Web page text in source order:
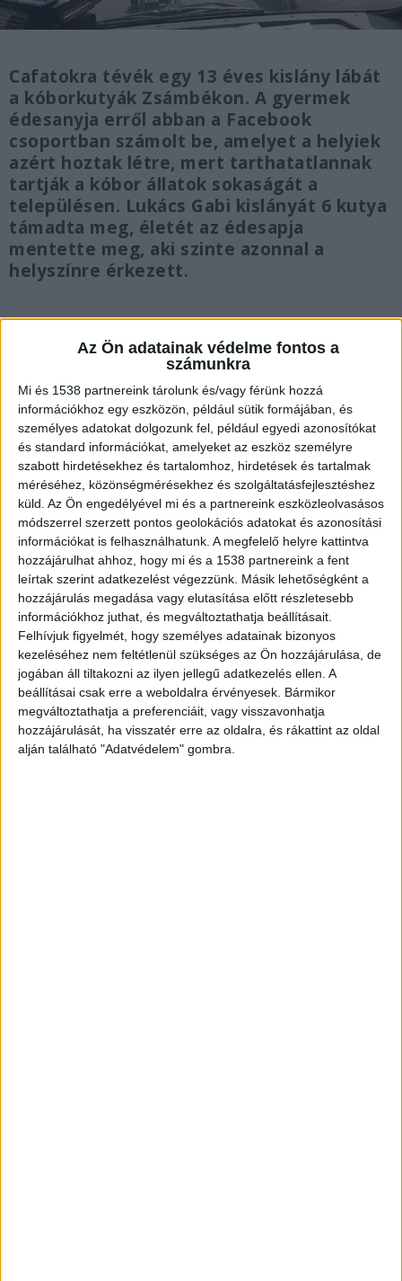
Az Ön adatainak védelme fontos a
számunkra
Mi és 1538 partnereink tárolunk és/vagy férünk hozzá
információkhoz egy eszközön, például sütik formájában, és
személyes adatokat dolgozunk fel, például egyedi azonosítókat
és standard információkat, amelyeket az eszköz személyre
szabott hirdetésekhez és tartalomhoz, hirdetések és tartalmak
méréséhez, közönségmérésekhez és szolgáltatásfejlesztéshez
küld. Az Ön engedélyével mi és a partnereink eszközleolvasásos
módszerrel szerzett pontos geolokációs adatokat és azonosítási
információkat is felhasználhatunk. A megfelelő helyre kattintva
hozzájárulhat ahhoz, hogy mi és a 1538 partnereink a fent
leírtak szerint adatkezelést végezzünk. Másik lehetőségként a
hozzájárulás megadása vagy elutasítása előtt részletesebb
információkhoz juthat, és megváltoztathatja beállításait.
Felhívjuk figyelmét, hogy személyes adatainak bizonyos
kezeléséhez nem feltétlenül szükséges az Ön hozzájárulása, de
jogában áll tiltakozni az ilyen jellegű adatkezelés ellen. A
beállításai csak erre a weboldalra érvényesek. Bármikor
megváltoztathatja a preferenciáit, vagy visszavonhatja
hozzájárulását, ha visszatér erre az oldalra, és rákattint az oldal
alján található "Adatvédelem" gombra.
Cafatokra tévék egy 13 éves kislány lábát
a kóborkutyák Zsámbékon. A gyermek
édesanyja erről abban a Facebook
csoportban számolt be, amelyet a helyiek
azért hoztak létre, mert tarthatatlannak
tartják a kóbor állatok sokaságát a
településen. Lukács Gabi kislányát 6 kutya
támadta meg, életét az édesapja
mentette meg, aki szinte azonnal a
helyszínre érkezett.
Kutyatámadás Zsámbékon
Brutális kutyatámadás történt Zsámbékon
február 10-én, a helyi pincesor tetején. A 13 éves
kislány éppen édesapjához igyekezett, ám
miközben a közeli iskola melletti útnál járt, 5-6
kutya kezdett közeledni felé és pillanatok alatt
körbevették. A kislány édesanyja szerint három
kicsi és három nagyobb termetű állat jelent meg
az úton, az édesapjával telefonon beszélő kislány
előtt, akit előbb a kisebb termetű kutyák
kezdtek cibálni a tornazsákjánál, majd a lábainál
fogva, ezt követően pedig a nagyobb állatok is
nekiestek.A Kékvillogó.hu legfrissebb híreit ide
kattintva éred el!